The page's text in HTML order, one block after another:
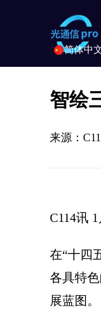
智绘
来源：
C114讯
在“十四
各具特
展蓝图。
简体中